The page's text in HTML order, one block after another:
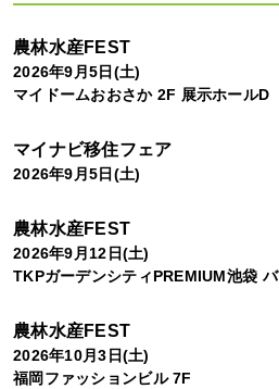
農林水産FEST
2026年9月5日(土)
マイドームおおさか 2F 展示ホールD
マイナビ移住フェア
2026年9月5日(土)
農林水産FEST
2026年9月12日(土)
TKPガーデンシティPREMIUM池袋
農林水産FEST
2026年10月3日(土)
福岡ファッションビル 7F